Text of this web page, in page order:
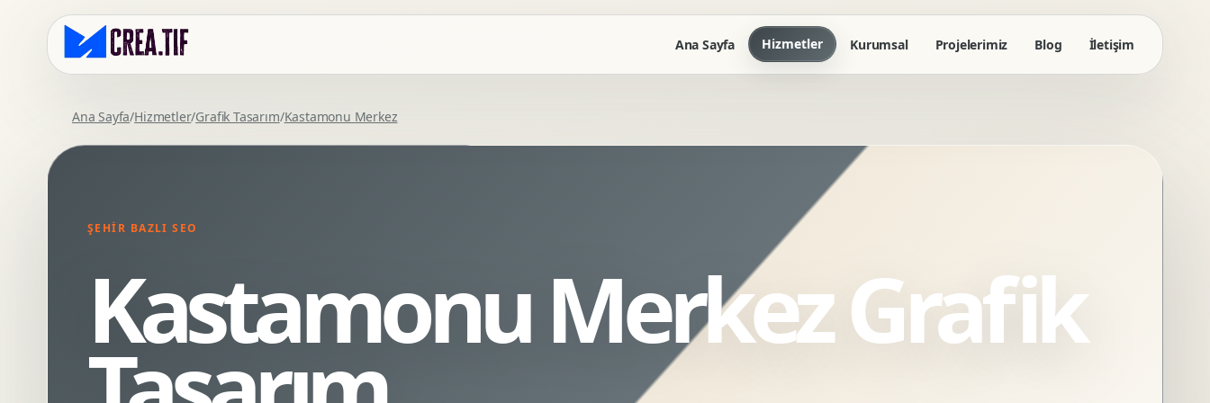
Ana Sayfa Hizmetler
Kurumsal Web Tasarim
SEO Uyumlu Web Tasarim
Webflow Web Tasarim
Framer Web Tasarim
Kurumsal Site Yenileme
Prototip Tasarimi
Dashboard UI Tasarimi
Conversion UX Optimizasyonu
Kurumsal Dokuman Tasarimi
Ofis Ici Gorsel Kimlik
Kurumsal Katalog Tasarimi
Kurumsal Projelerimiz Blog İletişim
Ana Sayfa/Hizmetler/Grafik Tasarım/Kastamonu Merkez
ŞEHIR BAZLI SEO
Kastamonu Merkez Grafik